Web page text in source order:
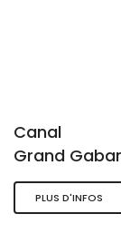
Canal
Grand
PLUS D'INFOS